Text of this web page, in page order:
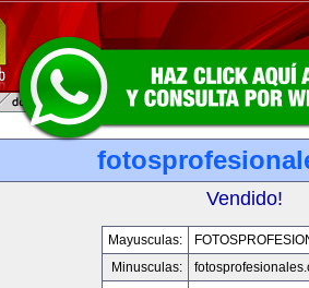
Vendido!
Mayusculas:
Minusculas: